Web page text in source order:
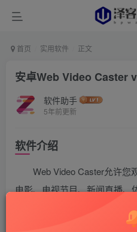
首页 实用软件 正文
安卓Web Video Caster
软件助手
5年前更新
软件介绍
Web Video Caster允许您
电影、电视节目、新闻直播、
射存储在手机上的本地视频
上检测到字幕，您也可以使用